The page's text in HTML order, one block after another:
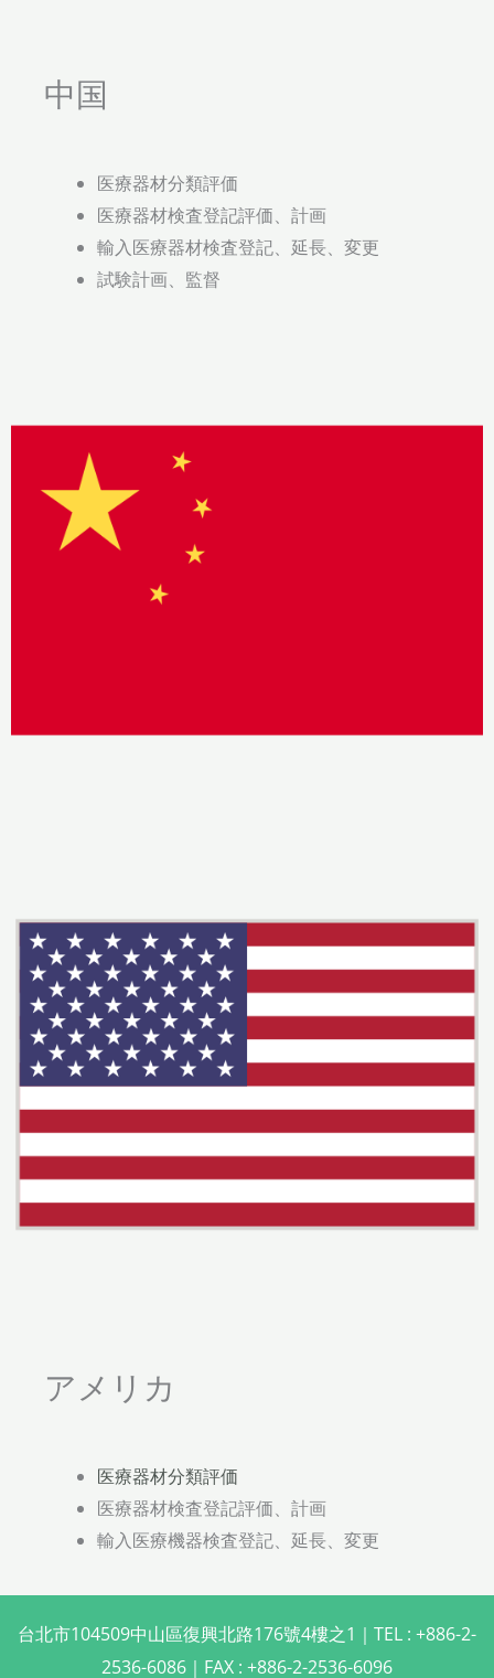
中国
医療器材分類評価
医療器材検査登記評価、計画
輸入医療器材検査登記、延長、変更
試験計画、監督
アメリカ
医療器材分類評価
医療器材検査登記評価、計画
輸入医療機器検査登記、延長、変更
台北市104509中山區復興北路176號4樓之1｜TEL : +886-2-
2536-6086｜FAX : +886-2-2536-6096